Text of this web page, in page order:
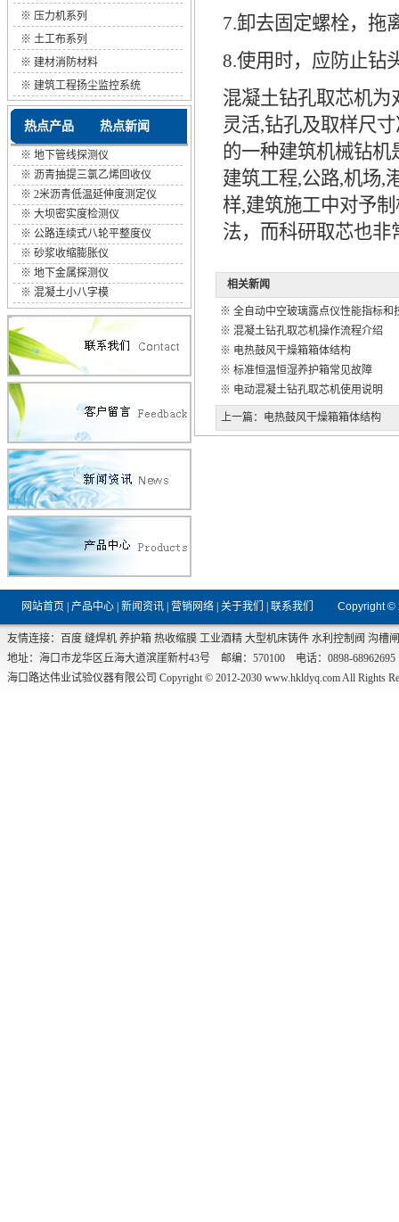
※ 压力机系列
※ 土工布系列
※ 建材消防材料
※ 建筑工程扬尘监控系统
热点产品 热点新闻
※ 地下管线探测仪
※ 沥青抽提三氯乙烯回收仪
※ 2米沥青低温延伸度测定仪
※ 大坝密实度检测仪
※ 公路连续式八轮平整度仪
※ 砂浆收缩膨胀仪
※ 地下金属探测仪
※ 混凝土小八字模
7.卸去固定螺栓，拖
8.使用时，应防止钻
混凝土钻孔取芯机为
灵活,钻孔及取样尺
的一种建筑机械钻机
建筑工程,公路,机场,
样,建筑施工中对予
法，而科研取芯也非
相关新闻
※ 全自动中空玻璃露点仪性能指标和
※ 混凝土钻孔取芯机操作流程介绍
※ 电热鼓风干燥箱箱体结构
※ 标准恒温恒湿养护箱常见故障
※ 电动混凝土钻孔取芯机使用说明
上一篇： 电热鼓风干燥箱箱体结构
网站首页 产品中心 新闻资讯 营销网络 关于我们 联系我们 Copyright
友情连接： 百度 缝焊机 养护箱 热收缩膜 工业酒精 大型机床铸件 水利控制阀 沟槽
地址：海口市龙华区丘海大道滨崖新村43号 邮编：570100 电话：0898-
海口路达伟业试验仪器有限公司 Copyright © 2012-2030 www.hkldyq.comAll Rights